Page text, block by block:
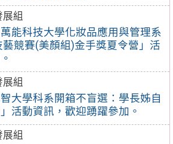
組
能科技大學化妝品應用與管理系
競賽(美顏組)金手獎夏令營」活
。
組
大學科系開箱不盲選：學長姊自
活動資訊，歡迎踴躍參加。
組